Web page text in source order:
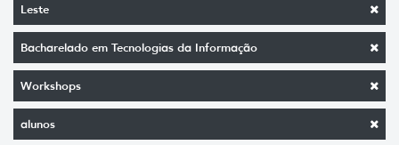
Leste
Bacharelado em Tecnologias da Informação
Workshops
alunos